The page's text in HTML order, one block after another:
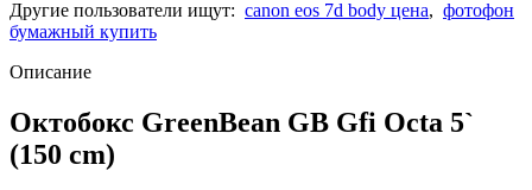
Другие пользователи ищут: canon eos 7d body цена, фотофон
бумажный купить
Описание
Октобокс GreenBean GB Gfi Octa 5`
(150 cm)